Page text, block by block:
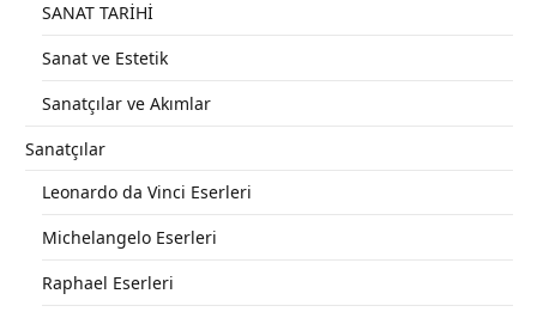
SANAT TARİHİ
Sanat ve Estetik
Sanatçılar ve Akımlar
Sanatçılar
Leonardo da Vinci Eserleri
Michelangelo Eserleri
Raphael Eserleri